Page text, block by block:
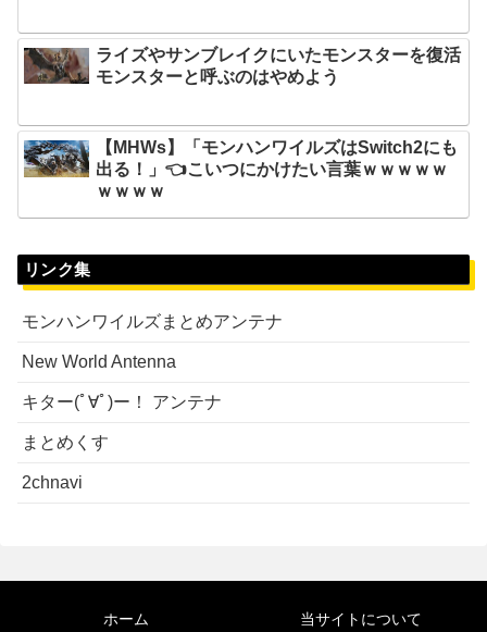
ライズやサンブレイクにいたモンスターを復活
モンスターと呼ぶのはやめよう
【MHWs】「モンハンワイルズはSwitch2にも
出る！」👈こいつにかけたい言葉ｗｗｗｗｗ
ｗｗｗｗ
リンク集
モンハンワイルズまとめアンテナ
New World Antenna
キター(ﾟ∀ﾟ)ー！ アンテナ
まとめくす
2chnavi
ホーム 当サイトについて